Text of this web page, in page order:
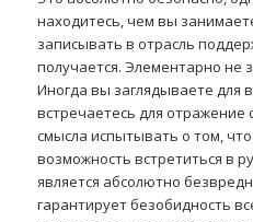
находитесь, чем вы
записывать в отрасль
получается. Элементарно не
Иногда вы заглядываете для
встречаетесь для отражение
смысла испытывать о том,
возможность встретиться в
является абсолютно
гарантирует безобидность